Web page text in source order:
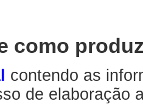
como
contendo as
de elaboração